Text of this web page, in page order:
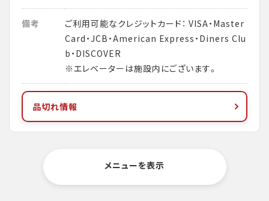
備考
ご利用可能なクレジットカード： VISA・Master
Card・JCB・American Express・Diners Clu
b・DISCOVER
※エレベーターは施設内にございます。
品切れ情報
メニューを表示